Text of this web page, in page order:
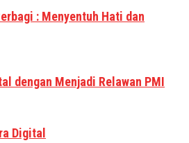
: Menyentuh Hati dan
dengan Menjadi Relawan PMI
Digital